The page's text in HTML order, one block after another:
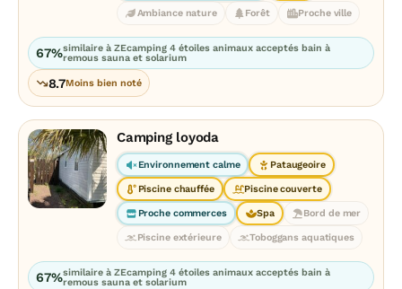
Ambiance nature Forêt Proche ville
67%similaire à ZEcamping 4 étoiles animaux acceptés bain à
remous sauna et solarium
8.7Moins bien noté
Camping loyoda
Environnement calme Pataugeoire
Piscine chauffée Piscine couverte
Proche commerces Spa Bord de mer
Piscine extérieure Toboggans aquatiques
67%similaire à ZEcamping 4 étoiles animaux acceptés bain à
remous sauna et solarium